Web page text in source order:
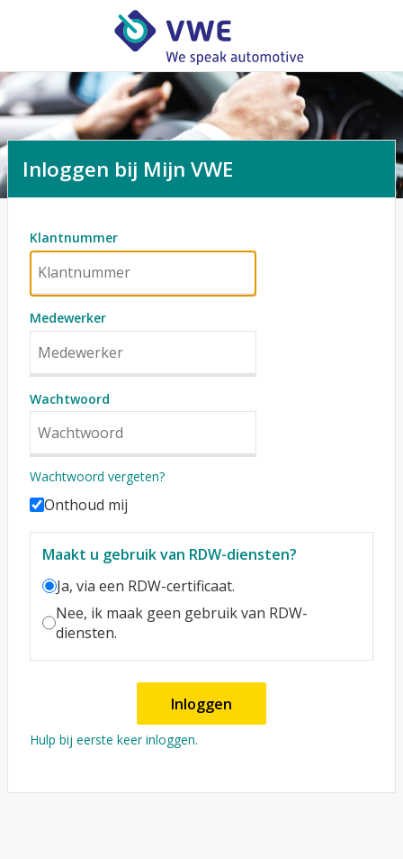
Inloggen bij Mijn VWE
Klantnummer
Medewerker
Wachtwoord
Wachtwoord vergeten?
Onthoud mij
Maakt u gebruik van RDW-diensten?
Ja, via een RDW-certificaat.
Nee, ik maak geen gebruik van RDW-
diensten.
Inloggen
Hulp bij eerste keer inloggen.